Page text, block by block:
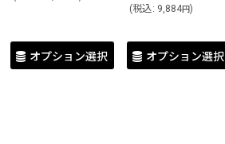
オプション選択
(税込: 9,884円)
オプション選択